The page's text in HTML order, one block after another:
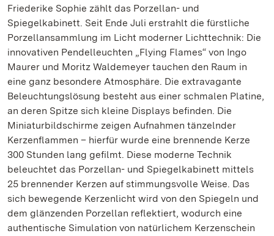
Friederike Sophie zählt das Porzellan- und
Spiegelkabinett. Seit Ende Juli erstrahlt die fürstliche
Porzellansammlung im Licht moderner Lichttechnik: Die
innovativen Pendelleuchten „Flying Flames“ von Ingo
Maurer und Moritz Waldemeyer tauchen den Raum in
eine ganz besondere Atmosphäre. Die extravagante
Beleuchtungslösung besteht aus einer schmalen Platine,
an deren Spitze sich kleine Displays befinden. Die
Miniaturbildschirme zeigen Aufnahmen tänzelnder
Kerzenflammen – hierfür wurde eine brennende Kerze
300 Stunden lang gefilmt. Diese moderne Technik
beleuchtet das Porzellan- und Spiegelkabinett mittels
25 brennender Kerzen auf stimmungsvolle Weise. Das
sich bewegende Kerzenlicht wird von den Spiegeln und
dem glänzenden Porzellan reflektiert, wodurch eine
authentische Simulation von natürlichem Kerzenschein